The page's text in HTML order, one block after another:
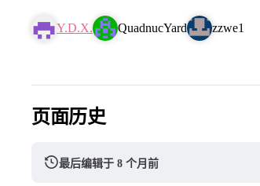
Y.D.X. QuadnucYard zzwe1
页面历史
最后编辑于 8 个月前